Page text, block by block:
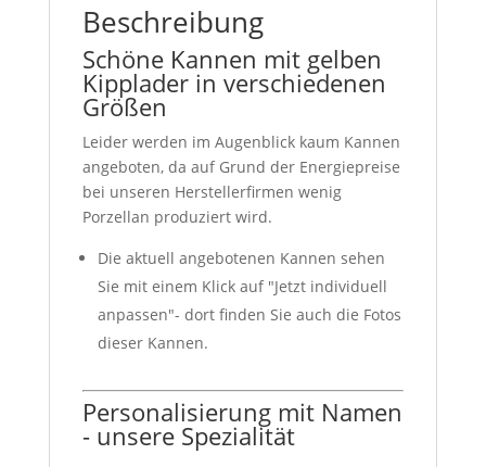
Beschreibung
Schöne Kannen mit gelben
Kipplader in verschiedenen
Größen
Leider werden im Augenblick kaum Kannen
angeboten, da auf Grund der Energiepreise
bei unseren Herstellerfirmen wenig
Porzellan produziert wird.
Die aktuell angebotenen Kannen sehen
Sie mit einem Klick auf "Jetzt individuell
anpassen"- dort finden Sie auch die Fotos
dieser Kannen.
Personalisierung mit Namen
- unsere Spezialität